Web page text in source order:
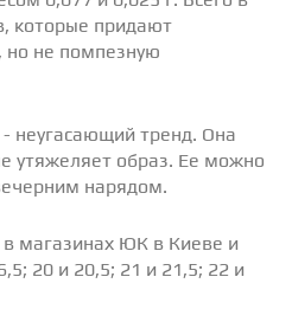
которые придают
не помпезную
неугасающий тренд. Она
утяжеляет образ. Ее можно
нарядом.
магазинах ЮК в Киеве и
20 и 20,5; 21 и 21,5; 22 и